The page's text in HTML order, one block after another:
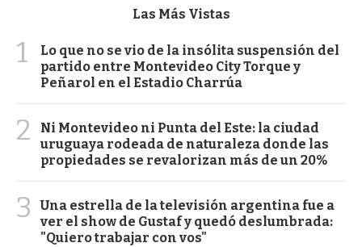
Las Más Vistas
1
Lo que no se vio de la insólita suspensión del
partido entre Montevideo City Torque y
Peñarol en el Estadio Charrúa
2
Ni Montevideo ni Punta del Este: la ciudad
uruguaya rodeada de naturaleza donde las
propiedades se revalorizan más de un 20%
3
Una estrella de la televisión argentina fue a
ver el show de Gustaf y quedó deslumbrada:
"Quiero trabajar con vos"